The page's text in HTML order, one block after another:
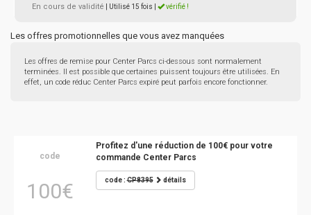
En cours de validité | Utilisé 15 fois vérifié !
Les offres promotionnelles que vous avez manquées
Les offres de remise pour Center Parcs ci-dessous sont normalement
terminées. Il est possible que certaines puissent toujours être utilisées. En
effet, un code réduc Center Parcs expiré peut parfois encore fonctionner.
code
100€
Profitez d'une réduction de 100€ pour votre
commande Center Parcs
code :CP8395 détails